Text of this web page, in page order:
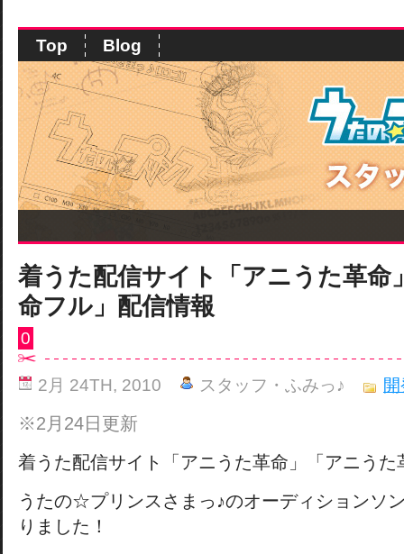
Top Blog
着うた配信サイト「アニうた革命
命フル」配信情報
0
2月 24TH, 2010 スタッフ・ふみっ♪
※2月24日更新
着うた配信サイト「アニうた革命」「アニうた
うたの☆プリンスさまっ♪のオーディションソ
りました！